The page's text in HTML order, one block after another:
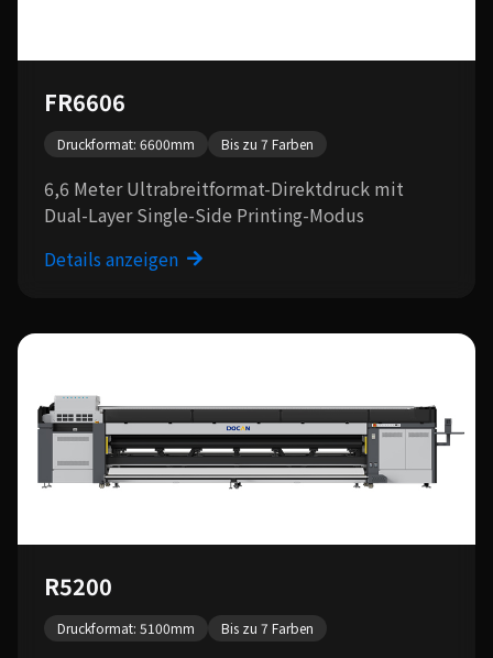
FR6606
Druckformat: 6600mm Bis zu 7 Farben
6,6 Meter Ultrabreitformat-Direktdruck mit
Dual-Layer Single-Side Printing-Modus
Details anzeigen
R5200
Druckformat: 5100mm Bis zu 7 Farben